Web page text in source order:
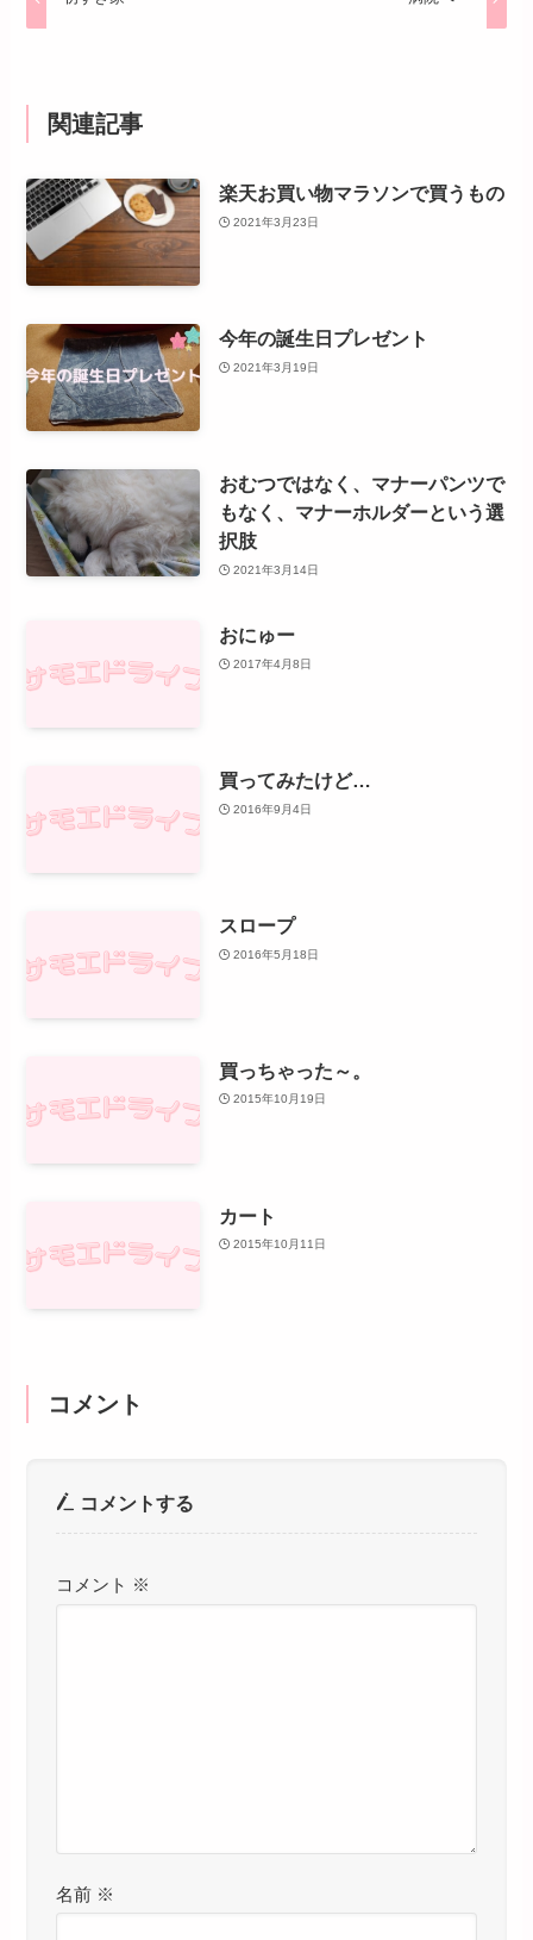
関連記事
楽天お買い物マラソンで買うもの
2021年3月23日
今年の誕生日プレゼント
2021年3月19日
おむつではなく、マナーパンツで
もなく、マナーホルダーという選
択肢
2021年3月14日
おにゅー
2017年4月8日
買ってみたけど…
2016年9月4日
スロープ
2016年5月18日
買っちゃった～。
2015年10月19日
カート
2015年10月11日
コメント
コメントする
コメント ※
名前 ※